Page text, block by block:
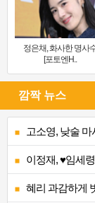
정은채, 화사한 명사
[포토엔H..
깜짝 뉴스
고소영, 낮술 마
이정재, ♥임세
혜리 과감하게